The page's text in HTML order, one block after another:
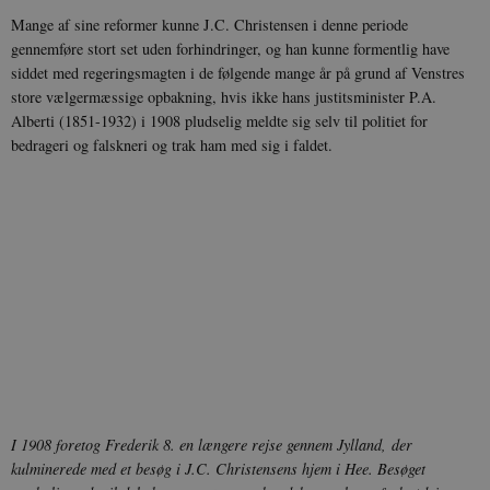
Mange af sine reformer kunne J.C. Christensen i denne periode
gennemføre stort set uden forhindringer, og han kunne formentlig have
siddet med regeringsmagten i de følgende mange år på grund af Venstres
store vælgermæssige opbakning, hvis ikke hans justitsminister P.A.
Alberti (1851-1932) i 1908 pludselig meldte sig selv til politiet for
bedrageri og falskneri og trak ham med sig i faldet.
I 1908 foretog Frederik 8. en længere rejse gennem Jylland, der
kulminerede med et besøg i J.C. Christensens hjem i Hee. Besøget